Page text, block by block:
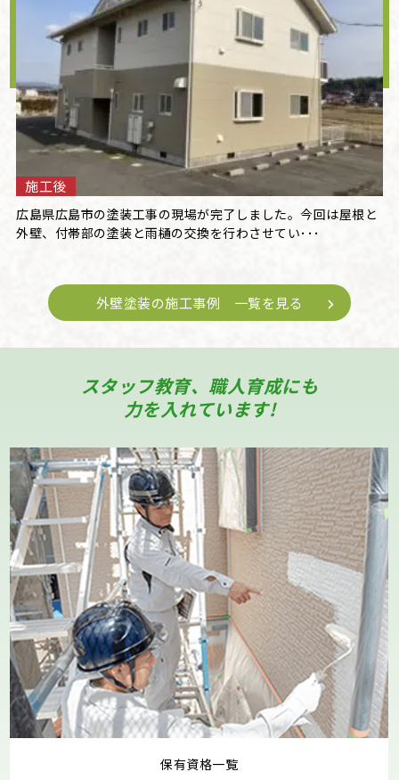
施工後
広島県広島市の塗装工事の現場が完了しました。今回は屋根と
外壁、付帯部の塗装と雨樋の交換を行わさせてい･･･
外壁塗装の施工事例 一覧を見る
スタッフ教育、職人育成にも
力を入れています!
保有資格一覧